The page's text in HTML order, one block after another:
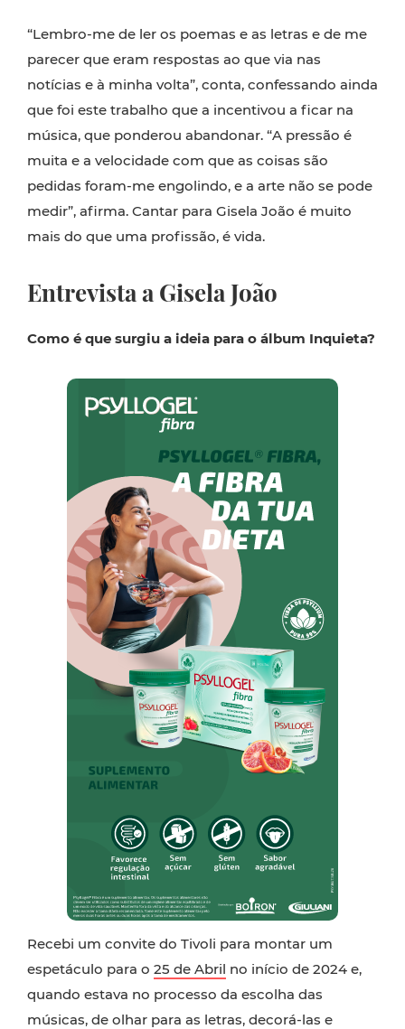
“Lembro-me de ler os poemas e as letras e de me
parecer que eram respostas ao que via nas
notícias e à minha volta”, conta, confessando ainda
que foi este trabalho que a incentivou a ficar na
música, que ponderou abandonar. “A pressão é
muita e a velocidade com que as coisas são
pedidas foram-me engolindo, e a arte não se pode
medir”, afirma. Cantar para Gisela João é muito
mais do que uma profissão, é vida.
Entrevista a Gisela João
Como é que surgiu a ideia para o álbum Inquieta?
Recebi um convite do Tivoli para montar um
espetáculo para o 25 de Abril no início de 2024 e,
quando estava no processo da escolha das
músicas, de olhar para as letras, decorá-las e